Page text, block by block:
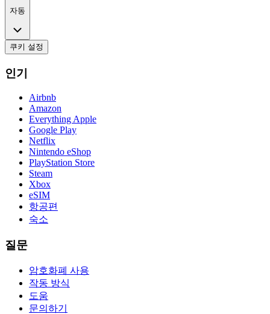
자동
쿠키 설정
인기
Airbnb
Amazon
Everything Apple
Google Play
Netflix
Nintendo eShop
PlayStation Store
Steam
Xbox
eSIM
항공편
숙소
질문
암호화폐 사용
작동 방식
도움
문의하기